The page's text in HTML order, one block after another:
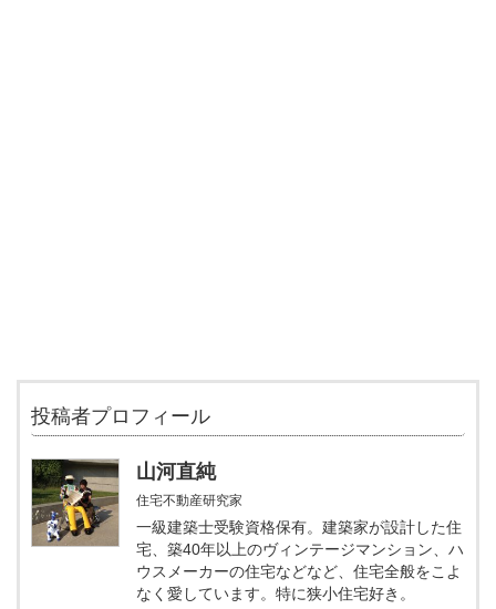
投稿者プロフィール
山河直純
住宅不動産研究家
一級建築士受験資格保有。建築家が設計した住
宅、築40年以上のヴィンテージマンション、ハ
ウスメーカーの住宅などなど、住宅全般をこよ
なく愛しています。特に狭小住宅好き。